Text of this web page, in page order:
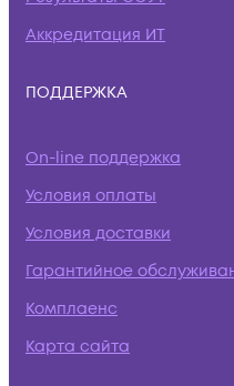
Аккредитация ИТ
ПОДДЕРЖКА
On-line поддержка
Условия оплаты
Условия доставки
Гарантийное
Комплаенс
Карта сайта